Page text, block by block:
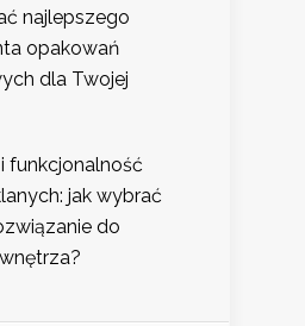
najlepszego
opakowań
dla Twojej
funkcjonalność
jak wybrać
do